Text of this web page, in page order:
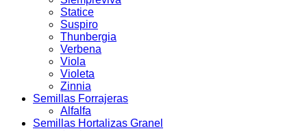
Statice
Suspiro
Thunbergia
Verbena
Viola
Violeta
Zinnia
Semillas Forrajeras
Alfalfa
Semillas Hortalizas Granel